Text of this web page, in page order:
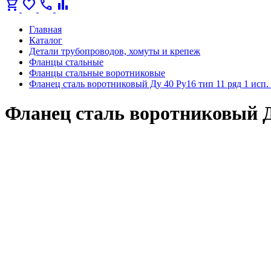
shopping_cart favorite call bar_chart
Главная
Каталог
Детали трубопроводов, хомуты и крепеж
Фланцы стальные
Фланцы стальные воротниковые
Фланец сталь воротниковый Ду 40 Ру16 тип 11 ряд 1
Фланец сталь воротниковый